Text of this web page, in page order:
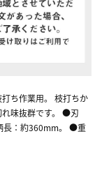
ち作業用。 枝打ちか
れ味抜群です。 ●刃
長：約360mm。 ●重